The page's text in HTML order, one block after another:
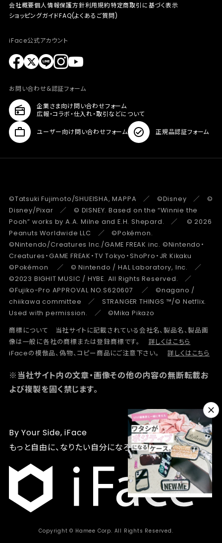
会社概要個人情報保護方針利用規約特定商取引に基づく表示
ショッピングガイドFAQ(よくあるご質問)
iFace公式アカウント
お問い合わせ&認証フォーム
企業さま向け問い合わせフォーム
広報・コラボ・仕入れ・取引などについて
ユーザー向け問い合わせフォーム 正規品認証フォーム
©Tatsuki Fujimoto/SHUEISHA, MAPPA ／ ©Disney ／ ©
Disney/Pixar ／ © DISNEY. Based on the “Winnie the
Pooh” works by A.A. Milne and E.H. Shepard. ／ © 2026
Peanuts Worldwide LLC ／ ©Pokémon.
©Nintendo/Creatures Inc./GAME FREAK inc. ©Nintendo・
Creatures・GAME FREAK・TV Tokyo・ShoPro・JR Kikaku
©Pokémon ／ © Nintendo / HAL Laboratory, Inc. ／
©2023 BIGHIT MUSIC / HYBE. All Rights Reserved. ／
©Fujiko-Pro APPROVAL NO.S620607 ／ ©nagano /
chiikawa committee ／ STRANGER THINGS ™/© Netflix.
Used with permission. ／ ©Mika Pikazo
商標について 当社サイトに記載されている会社名、製品名、製品画
像は一般に各社の商標または登録商標です。
詳しくはこちら
iFaceの模倣品、偽物、コピー商品にご注意下さい。
詳しくはこちら
※当社サイト内の文章・画像その他の内容の無断転載お
よび複製を固く禁じます。
By Your Side, iFace
もっと自由に、なりたい自分になろう
Copyright © Hamee Corp. All Rights Reserved.